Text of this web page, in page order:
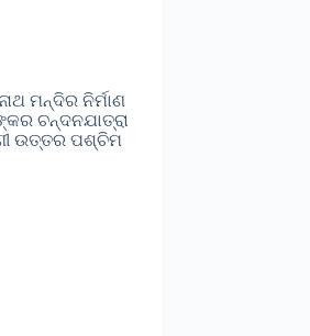
ମନ୍ଦିର ନିର୍ମାଣ
ଚନ୍ଦନଯାତ୍ରା
ଉତ୍ତର ପଶ୍ଚିମ